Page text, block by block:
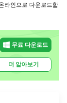
라인으로 다운로드합
무료 다운로드
더 알아보기